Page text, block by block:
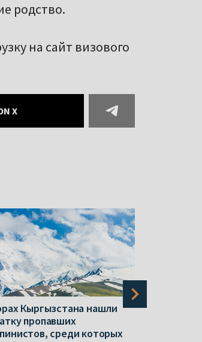
родство.
на сайт визового
X
Кыргызстана нашли
пропавших
среди которых